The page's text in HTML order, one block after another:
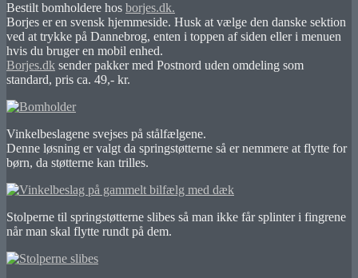
Bestilt bomholdere hos borjes.dk.
Borjes er en svensk hjemmeside. Husk at vælge den danske sektion
ved at trykke på Dannebrog, enten i toppen af siden eller i menuen
hvis du bruger en mobil enhed.
Borjes.dk sender pakker med Postnord uden omdeling som
standard, pris ca. 49,- kr.
Vinkelbeslagene svejses på stålfælgene.
Denne løsning er valgt da springstøtterne så er nemmere at flytte for
børn, da støtterne kan trilles.
Stolperne til springstøtterne slibes så man ikke får splinter i fingrene
når man skal flytte rundt på dem.